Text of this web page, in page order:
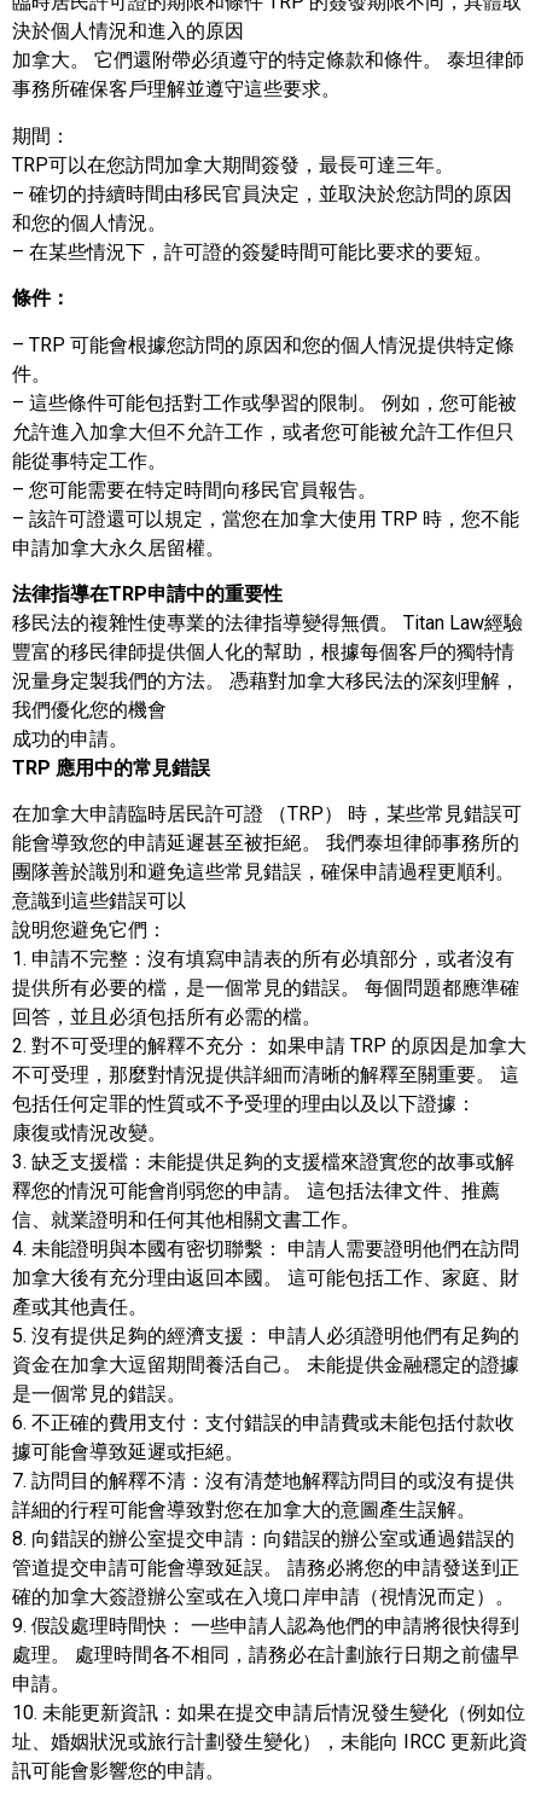
決於個人情況和進入的原因
加拿大。 它們還附帶必須遵守的特定條款和條件。 泰坦律師
事務所確保客戶理解並遵守這些要求。
期間：
TRP可以在您訪問加拿大期間簽發，最長可達三年。
– 確切的持續時間由移民官員決定，並取決於您訪問的原因
和您的個人情況。
– 在某些情況下，許可證的簽髮時間可能比要求的要短。
條件：
– TRP 可能會根據您訪問的原因和您的個人情況提供特定條
件。
– 這些條件可能包括對工作或學習的限制。 例如，您可能被
允許進入加拿大但不允許工作，或者您可能被允許工作但只
能從事特定工作。
– 您可能需要在特定時間向移民官員報告。
– 該許可證還可以規定，當您在加拿大使用 TRP 時，您不能
申請加拿大永久居留權。
法律指導在TRP申請中的重要性
移民法的複雜性使專業的法律指導變得無價。 Titan Law經驗
豐富的移民律師提供個人化的幫助，根據每個客戶的獨特情
況量身定製我們的方法。 憑藉對加拿大移民法的深刻理解，
我們優化您的機會
成功的申請。
TRP 應用中的常見錯誤
在加拿大申請臨時居民許可證 （TRP） 時，某些常見錯誤可
能會導致您的申請延遲甚至被拒絕。 我們泰坦律師事務所的
團隊善於識別和避免這些常見錯誤，確保申請過程更順利。
意識到這些錯誤可以
說明您避免它們：
1. 申請不完整：沒有填寫申請表的所有必填部分，或者沒有
提供所有必要的檔，是一個常見的錯誤。 每個問題都應準確
回答，並且必須包括所有必需的檔。
2. 對不可受理的解釋不充分： 如果申請 TRP 的原因是加拿大
不可受理，那麼對情況提供詳細而清晰的解釋至關重要。 這
包括任何定罪的性質或不予受理的理由以及以下證據：
康復或情況改變。
3. 缺乏支援檔：未能提供足夠的支援檔來證實您的故事或解
釋您的情況可能會削弱您的申請。 這包括法律文件、推薦
信、就業證明和任何其他相關文書工作。
4. 未能證明與本國有密切聯繫： 申請人需要證明他們在訪問
加拿大後有充分理由返回本國。 這可能包括工作、家庭、財
產或其他責任。
5. 沒有提供足夠的經濟支援： 申請人必須證明他們有足夠的
資金在加拿大逗留期間養活自己。 未能提供金融穩定的證據
是一個常見的錯誤。
6. 不正確的費用支付：支付錯誤的申請費或未能包括付款收
據可能會導致延遲或拒絕。
7. 訪問目的解釋不清：沒有清楚地解釋訪問目的或沒有提供
詳細的行程可能會導致對您在加拿大的意圖產生誤解。
8. 向錯誤的辦公室提交申請：向錯誤的辦公室或通過錯誤的
管道提交申請可能會導致延誤。 請務必將您的申請發送到正
確的加拿大簽證辦公室或在入境口岸申請（視情況而定）。
9. 假設處理時間快： 一些申請人認為他們的申請將很快得到
處理。 處理時間各不相同，請務必在計劃旅行日期之前儘早
申請。
10. 未能更新資訊：如果在提交申請后情況發生變化（例如位
址、婚姻狀況或旅行計劃發生變化），未能向 IRCC 更新此資
訊可能會影響您的申請。